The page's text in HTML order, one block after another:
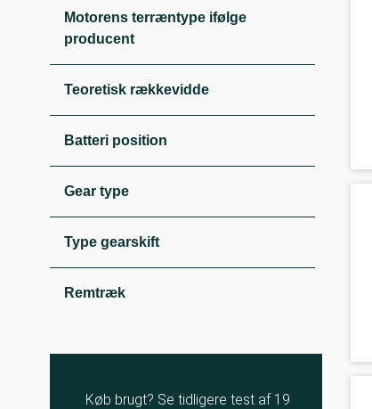
Motorens terræntype ifølge
producent
Teoretisk rækkevidde
Batteri position
Gear type
Type gearskift
Remtræk
Køb brugt? Se tidligere test af 19